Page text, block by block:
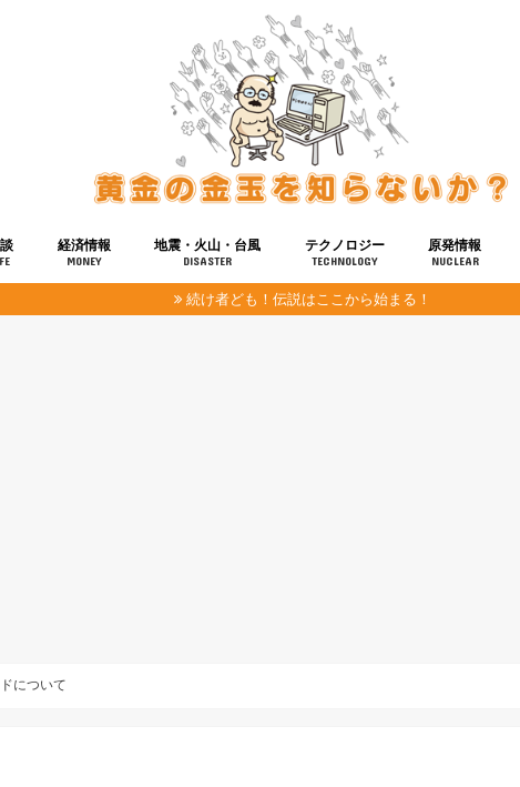
経済情報
MONEY
地震・火山・台風
DISASTER
テクノロジー
TECHNOLOGY
健康
宇宙
原発情報
NUCLEAR
続け者ども！伝説はここから始まる！
について